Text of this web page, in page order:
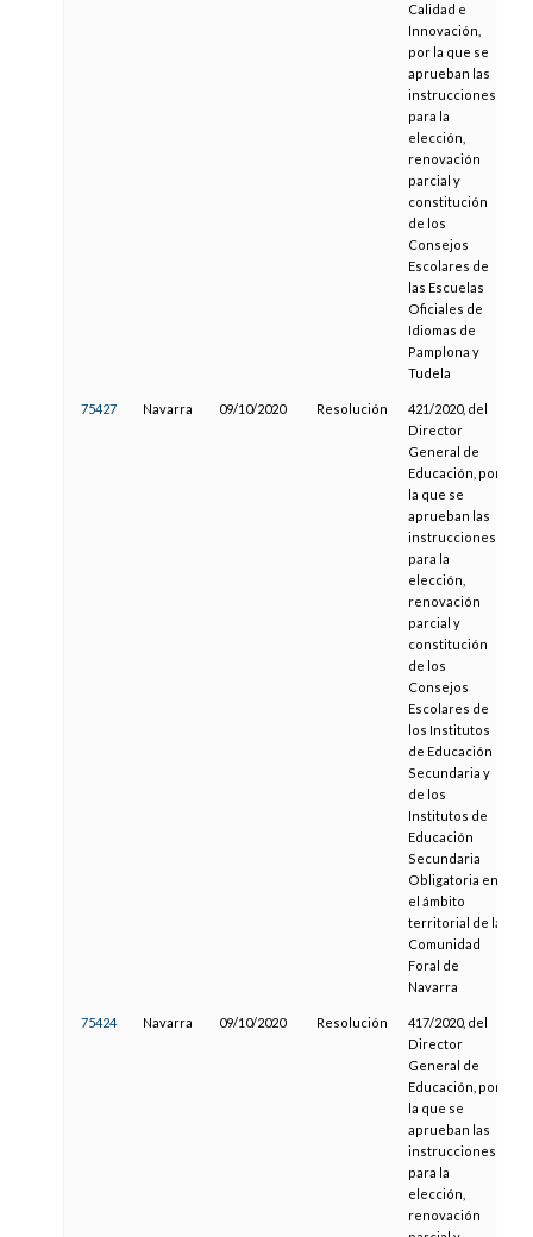
Calidad e
Innovación,
por la que se
aprueban las
instrucciones
para la
elección,
renovación
parcial y
constitución
de los
Consejos
Escolares de
las Escuelas
Oficiales de
Idiomas de
Pamplona y
Tudela
75427 Navarra 09/10/2020 Resolución
421/2020, del
Director
General de
Educación, por
la que se
aprueban las
instrucciones
para la
elección,
renovación
parcial y
constitución
de los
Consejos
Escolares de
los Institutos
de Educación
Secundaria y
de los
Institutos de
Educación
Secundaria
Obligatoria en
el ámbito
territorial de la
Comunidad
Foral de
Navarra
75424 Navarra 09/10/2020 Resolución
417/2020, del
Director
General de
Educación, por
la que se
aprueban las
instrucciones
para la
elección,
renovación